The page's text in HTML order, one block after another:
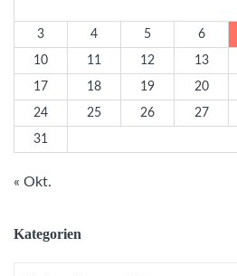
3 4 5 6
10 11 12 13
17 18 19 20
24 25 26 27
31
« Okt.
Kategorien